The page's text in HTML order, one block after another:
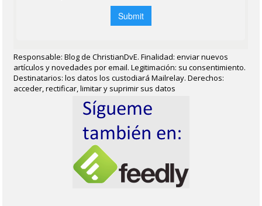
Responsable: Blog de ChristianDvE. Finalidad: enviar nuevos
artículos y novedades por email. Legitimación: su consentimiento.
Destinatarios: los datos los custodiará Mailrelay. Derechos:
acceder, rectificar, limitar y suprimir sus datos